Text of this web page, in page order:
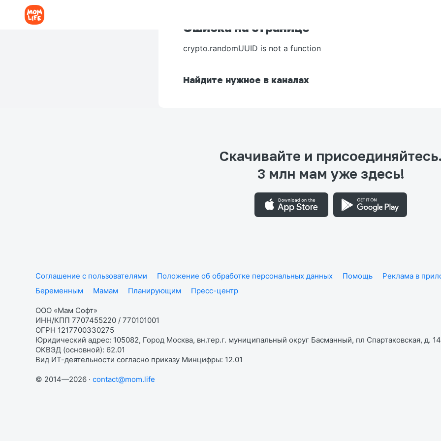
Ошибка на странице
crypto.randomUUID is not a function
Найдите нужное в каналах
Скачивайте и присоединяйтесь.
3 млн мам уже здесь!
Соглашение с пользователями Положение об обработке персональных данных Помощь Реклама в
Беременным
Мамам Планирующим Пресс-центр
ООО «Мам Софт»
ИНН/КПП 7707455220 / 770101001
ОГРН 1217700330275
Юридический адрес: 105082, Город Москва, вн.тер.г. муниципальный округ Басманный, пл Спартаковская, д.
ОКВЭД (основной): 62.01
Вид ИТ-деятельности согласно приказу Минцифры: 12.01
© 2014—2026 · contact@mom.life